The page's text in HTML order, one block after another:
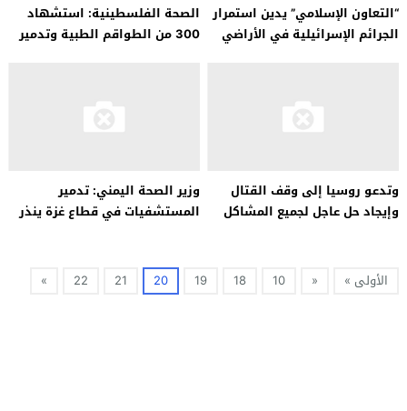
“التعاون الإسلامي” يدين استمرار
الجرائم الإسرائيلية في الأراضي
الصحة الفلسطينية: استشهاد
300 من الطواقم الطبية وتدمير
وتدعو روسيا إلى وقف القتال
وإيجاد حل عاجل لجميع المشاكل
وزير الصحة اليمني: تدمير
المستشفيات في قطاع غزة ينذر
الأولى » «
10
18
19
20
21
22
»